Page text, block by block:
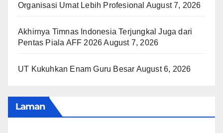
Organisasi Umat Lebih Profesional August 7, 2026
Akhirnya Timnas Indonesia Terjungkal Juga dari
Pentas Piala AFF 2026 August 7, 2026
UT Kukuhkan Enam Guru Besar August 6, 2026
Laman